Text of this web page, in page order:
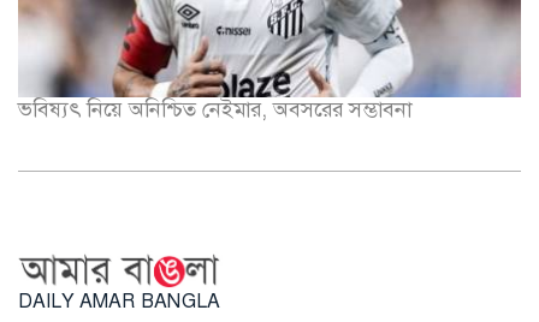
ভবিষ্যৎ নিয়ে অনিশ্চিত নেইমার, অবসরের সম্ভাবনা
DAILY AMAR BANGLA